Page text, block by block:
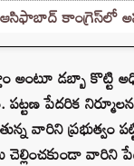
కాంగ్రెస్‌లో
అంటూ డబ్బా కొట్టి
పేదరిక నిర్మూలన
వారిని ప్రభుత్వం
చెల్లించకుండా వారిని